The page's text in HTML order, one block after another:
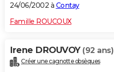
24/06/2002 à Contay
Famille ROUCOUX
Irene DROUVOY (92 ans)
Créer une cagnotte obsèques